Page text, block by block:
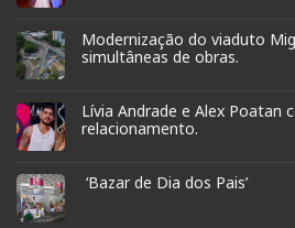
Modernização do viaduto
simultâneas de obras.
Lívia Andrade e Alex Poatan
relacionamento.
‘Bazar de Dia dos Pais’